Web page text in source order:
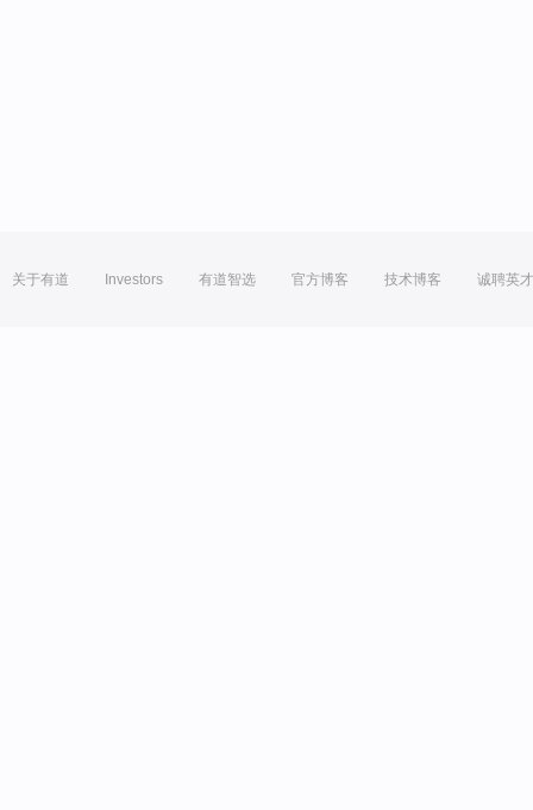
关于有道 Investors 有道智选 官方博客 技术博客 诚聘英才